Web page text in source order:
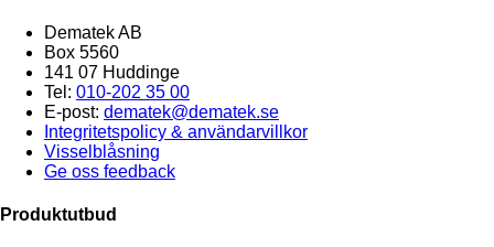
Dematek AB
Box 5560
141 07 Huddinge
Tel: 010-202 35 00
E-post: dematek@dematek.se
Integritetspolicy & användarvillkor
Visselblåsning
Ge oss feedback
Produktutbud